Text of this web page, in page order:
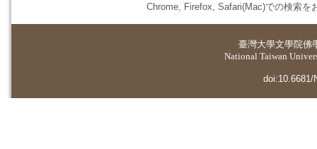
Chrome, Firefox, Safari(Mac)での検索を
臺灣大學文學院佛
National Taiwan
doi:10.6681/